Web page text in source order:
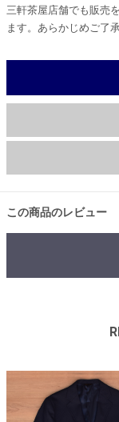
三軒茶屋店舗でも販売
ます。あらかじめご了
この商品のレビュー